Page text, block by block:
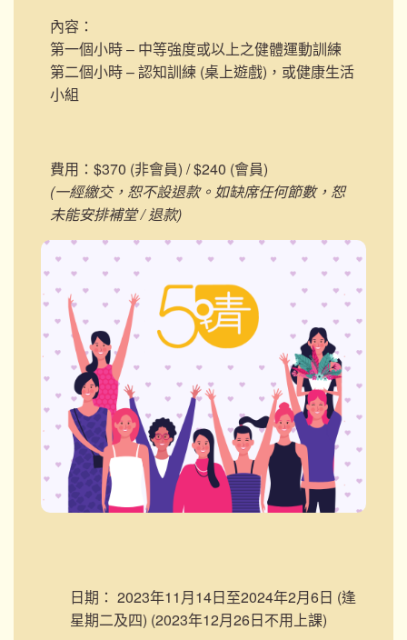
內容：
第一個小時 – 中等強度或以上之健體運動訓練
第二個小時 – 認知訓練 (桌上遊戲)，或健康生活
小組
費用：$370 (非會員) / $240 (會員)
(一經繳交，恕不設退款。如缺席任何節數，恕
未能安排補堂 / 退款)
日期： 2023年11月14日至2024年2月6日 (逢
星期二及四) (2023年12月26日不用上課)